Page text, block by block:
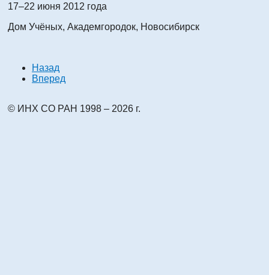
17–22 июня 2012 года
Дом Учёных, Академгородок, Новосибирск
Назад
Вперед
© ИНХ СО РАН 1998 – 2026 г.